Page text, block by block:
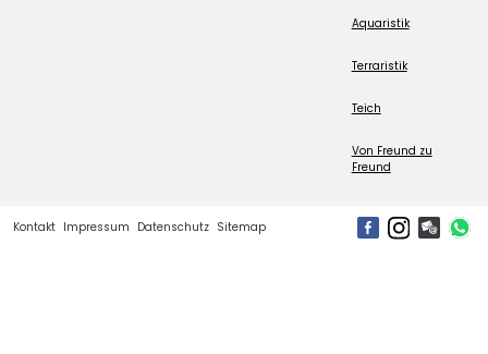
Aquaristik
Terraristik
Teich
Von Freund zu
Freund
Kontakt Impressum Datenschutz Sitemap